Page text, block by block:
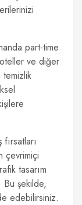
part-time
ve diğer
temizlik
çevrimiçi
tasarım
şekilde,
edebilirsiniz.